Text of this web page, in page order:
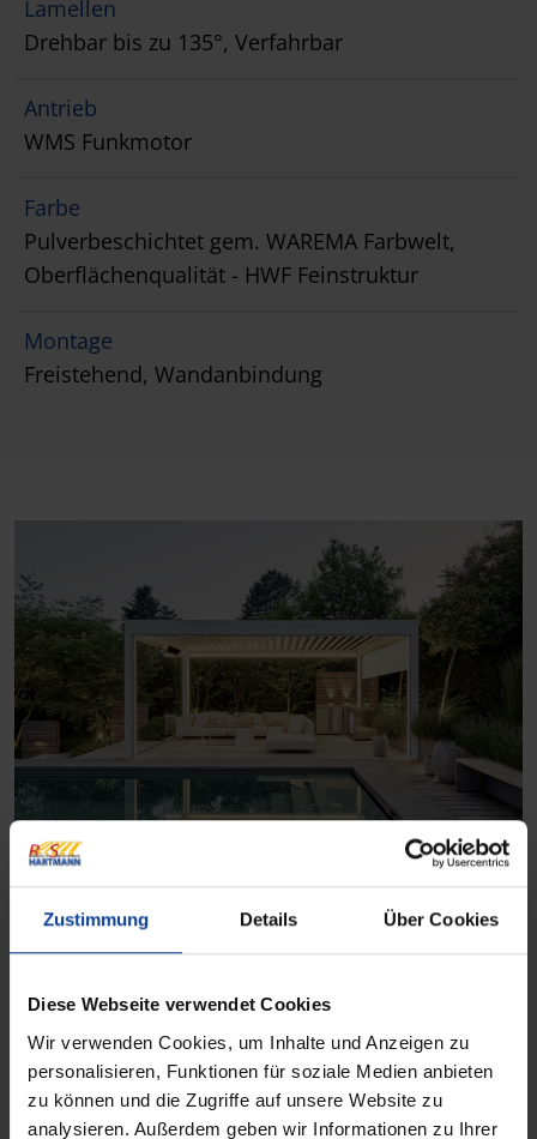
Zustimmung Details Über Cookies
Diese Webseite verwendet Cookies
Wir verwenden Cookies, um Inhalte und Anzeigen zu
personalisieren, Funktionen für soziale Medien anbieten
zu können und die Zugriffe auf unsere Website zu
analysieren. Außerdem geben wir Informationen zu Ihrer
Lamellen
Drehbar bis zu 135°, Verfahrbar
Antrieb
WMS Funkmotor
Farbe
Pulverbeschichtet gem. WAREMA Farbwelt,
Oberflächenqualität - HWF Feinstruktur
Montage
Freistehend, Wandanbindung
Lamellendächer bieten flexiblen
Sonnenschutz und schaffen eine
angenehme Wohlfühlatmosphäre im
Freien.